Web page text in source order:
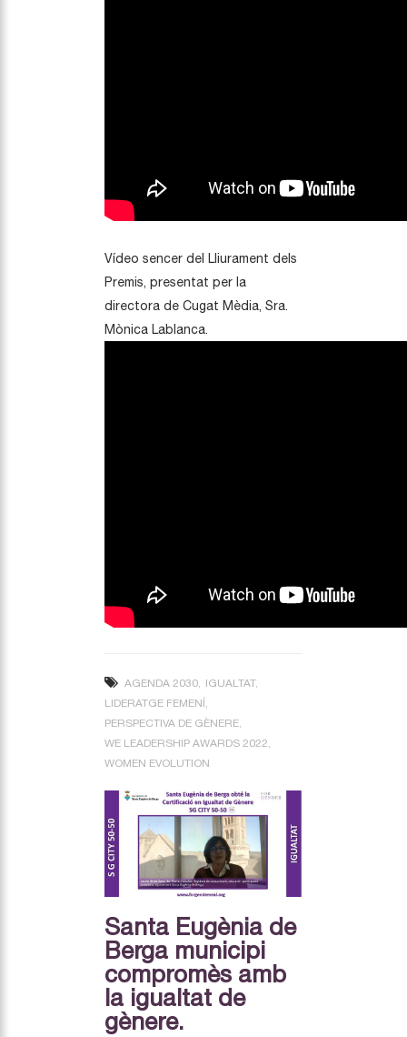
Vídeo sencer del Lliurament dels
Premis, presentat per la
directora de Cugat Mèdia, Sra.
Mònica Lablanca.
AGENDA 2030
IGUALTAT
LIDERATGE FEMENÍ
PERSPECTIVA DE GÈNERE
WE LEADERSHIP AWARDS 2022
WOMEN EVOLUTION
Santa Eugènia de
Berga municipi
compromès amb
la igualtat de
gènere.